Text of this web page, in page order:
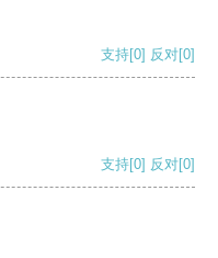
支持[0] 反对[0]
支持[0] 反对[0]